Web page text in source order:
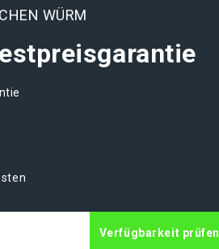
WÜRM
Verfügbarkeit prüfen